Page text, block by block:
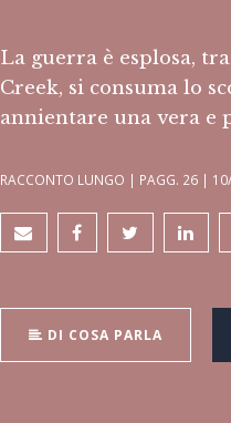
La guerra è esplosa,
Creek, si consuma lo
annientare una vera e
RACCONTO LUNGO | PAGG. 26 |
DI COSA PARLA